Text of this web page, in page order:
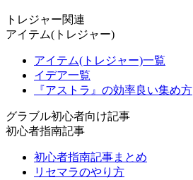
トレジャー関連
アイテム(トレジャー)
アイテム(トレジャー)一覧
イデア一覧
『アストラ』の効率良い集め方
グラブル初心者向け記事
初心者指南記事
初心者指南記事まとめ
リセマラのやり方